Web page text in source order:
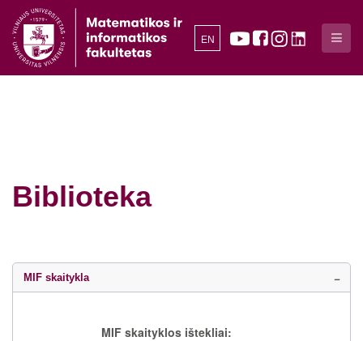
EN
Biblioteka
MIF skaitykla
MIF skaityklos ištekliai: